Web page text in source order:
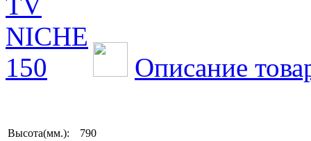
Описание
Высота(мм.): 790